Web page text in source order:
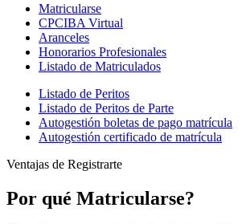
Matricularse
CPCIBA Virtual
Aranceles
Honorarios Profesionales
Listado de Matriculados
Listado de Peritos
Listado de Peritos de Parte
Autogestión boletas de pago matrícula
Autogestión certificado de matrícula
Ventajas de Registrarte
Por qué Matricularse?